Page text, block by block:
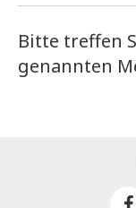
Bitte treffen
genannten